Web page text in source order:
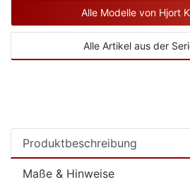
Alle Modelle von Hjort
Alle Artikel aus der
Produktbeschreibung
Maße & Hinweise